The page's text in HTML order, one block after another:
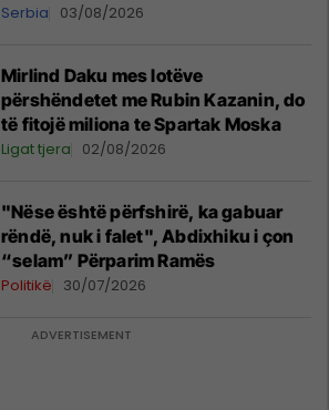
shpall gjendjen e luftës
Serbia 03/08/2026
Mirlind Daku mes lotëve
përshëndetet me Rubin Kazanin, do
të fitojë miliona te Spartak Moska
Ligat tjera 02/08/2026
"Nëse është përfshirë, ka gabuar
rëndë, nuk i falet", Abdixhiku i çon
“selam” Përparim Ramës
Politikë 30/07/2026